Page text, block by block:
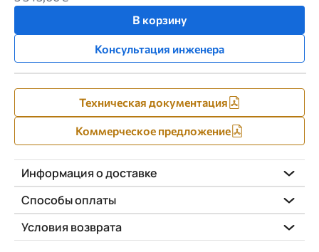
В корзину
Консультация инженера
Техническая документация
Коммерческое предложение
Информация о доставке
Способы оплаты
Условия возврата